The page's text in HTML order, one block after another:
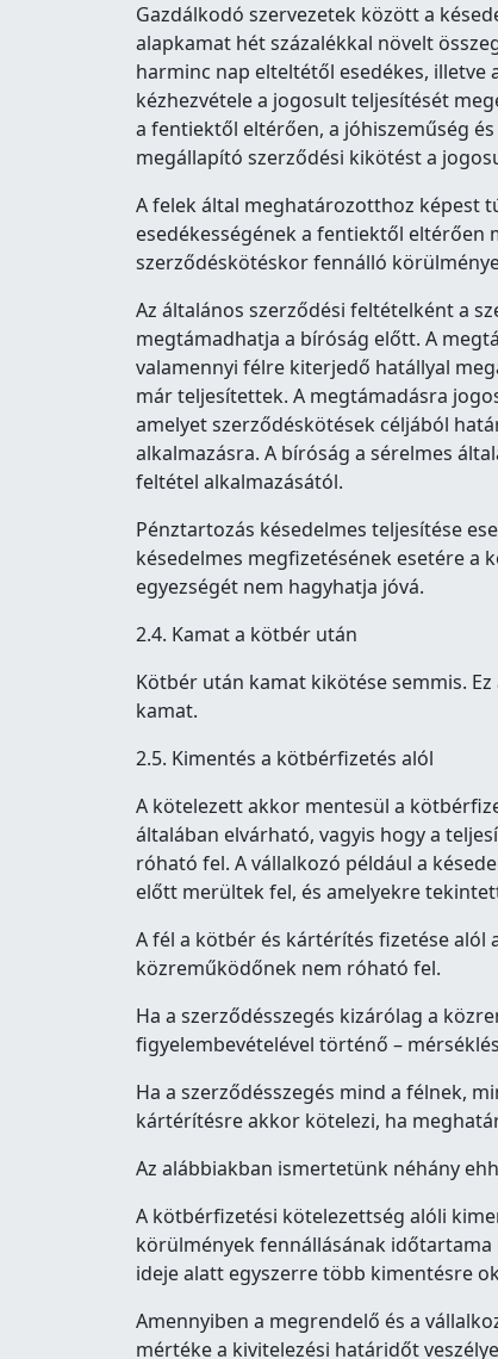
Gazdálkodó szervezetek között a
alapkamat hét százalékkal növelt
harminc nap elteltétől esedékes,
kézhezvétele a jogosult teljesítését
a fentiektől eltérően, a jóhiszeműség
megállapító szerződési kikötést a
A felek által meghatározotthoz képest
esedékességének a fentiektől
szerződéskötéskor fennálló
Az általános szerződési feltételként a
megtámadhatja a bíróság előtt. A
valamennyi félre kiterjedő hatállyal
már teljesítettek. A megtámadásra
amelyet szerződéskötések céljából
alkalmazásra. A bíróság a sérelmes
feltétel alkalmazásától.
Pénztartozás késedelmes teljesítése
késedelmes megfizetésének esetére a
egyezségét nem hagyhatja jóvá.
2.4. Kamat a kötbér után
Kötbér után kamat kikötése semmis.
kamat.
2.5. Kimentés a kötbérfizetés alól
A kötelezett akkor mentesül a
általában elvárható, vagyis hogy a
róható fel. A vállalkozó például a
előtt merültek fel, és amelyekre
A fél a kötbér és kártérítés fizetése alól
közreműködőnek nem róható fel.
Ha a szerződésszegés kizárólag a
figyelembevételével történő –
Ha a szerződésszegés mind a félnek,
kártérítésre akkor kötelezi, ha
Az alábbiakban ismertetünk néhány
A kötbérfizetési kötelezettség alóli
körülmények fennállásának
ideje alatt egyszerre több kimentésre
Amennyiben a megrendelő és a
mértéke a kivitelezési határidőt